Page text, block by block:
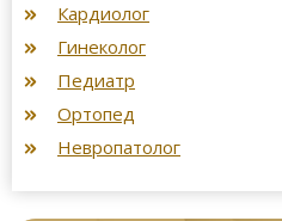
Кардиолог
Гинеколог
Педиатр
Ортопед
Невропатолог